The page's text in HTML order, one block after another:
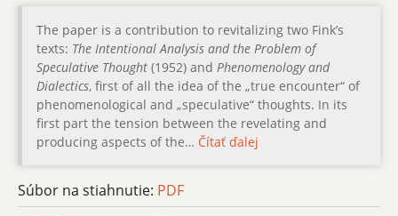
The paper is a contribution to revitalizing two Fink’s
texts: The Intentional Analysis and the Problem of
Speculative Thought (1952) and Phenomenology and
Dialectics, first of all the idea of the „true encounter“ of
phenomenological and „speculative“ thoughts. In its
first part the tension between the revelating and
producing aspects of the… Čítať ďalej
Súbor na stiahnutie: PDF